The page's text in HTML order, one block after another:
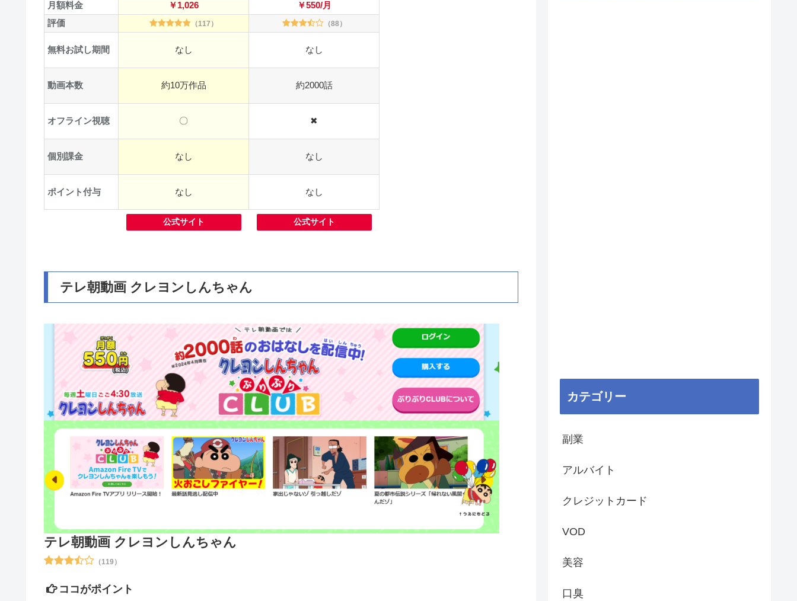
月額料金
評価
無料お試し期間
動画本数
オフライン視聴
個別課金
ポイント付与
￥1,026
（117）
なし
約10万作品
〇
なし
なし
公式サイト
￥550/月
（88）
なし
約2000話
✖
なし
なし
公式サイト
テレ朝動画 クレヨンしんちゃん
テレ朝動画 クレヨンしんちゃん
（119）
ココがポイント
カテゴリー
副業
アルバイト
クレジットカード
VOD
美容
口臭